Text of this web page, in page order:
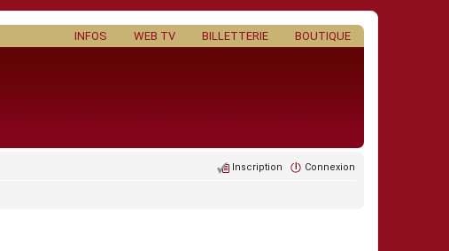
BOUTIQUE
BILLETTERIE
WEB TV
INFOS
Connexion
Inscription